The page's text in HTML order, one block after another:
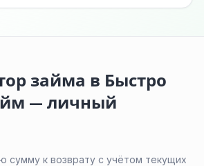
займа в Быстро
— личный
сумму к возврату с учётом текущих